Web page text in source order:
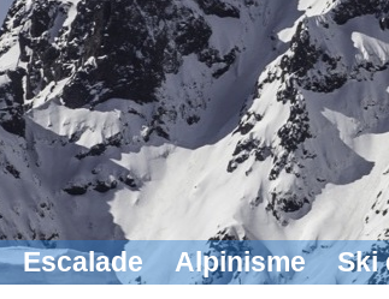
Escalade Alpinisme Ski